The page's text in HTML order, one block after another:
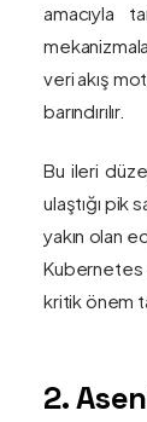
amacıyla
veri akış
barındırılır.
Bu ileri
ulaştığı pik
yakın olan
Kubernetes
kritik önem
2.